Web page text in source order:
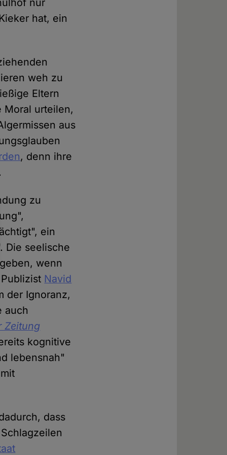
nur
hat, ein
weh zu
Eltern
Moral urteilen,
aus
, denn ihre
zu
ein
Die seelische
wenn
Navid
der Ignoranz,
auch
Zeitung
kognitive
lebensnah"
dass